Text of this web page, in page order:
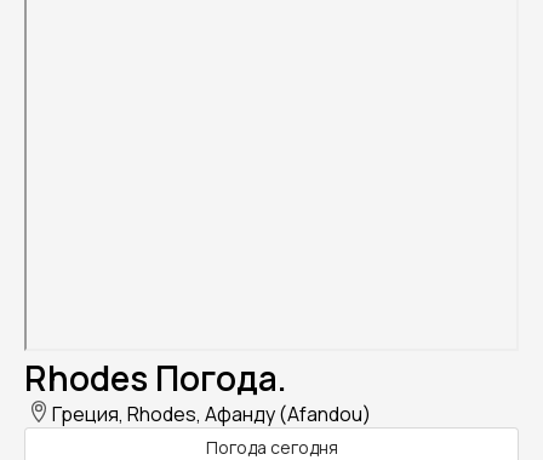
Rhodes Погода.
Греция, Rhodes, Афанду (Afandou)
Погода сегодня